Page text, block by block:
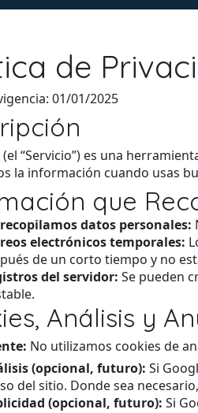
de
01/01/2025
(el “Servicio”) es una
la información cuando usas
que
datos personales:
electrónicos temporales:
de un corto tiempo y no
del servidor: Se pueden
Análisis y
No utilizamos cookies de
(opcional, futuro): Si
del sitio. Donde sea
(opcional, futuro): Si